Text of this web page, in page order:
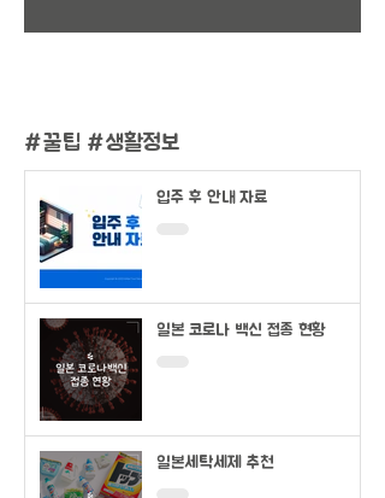
#꿀팁 #생활정보
입주 후 안내 자료
일본 코로나 백신 접종 현황
일본세탁세제 추천